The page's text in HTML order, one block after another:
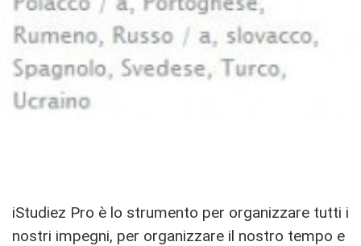
iStudiez Pro è lo strumento per organizzare tutti i
nostri impegni, per organizzare il nostro tempo e